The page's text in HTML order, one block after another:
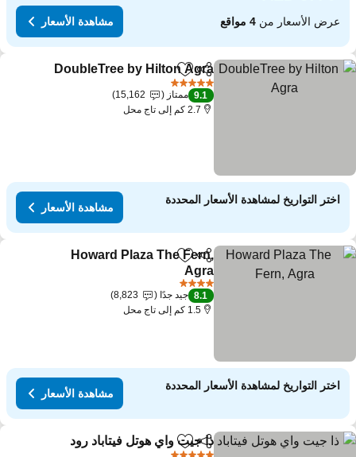
عرض الأسعار من4 مواقع مشاهدة الأسعار
مشاركةAdd to favorites
DoubleTree by Hilton Agra
9.1 ممتاز
15,162
2.7 كم إلى تاج محل
اختر التواريخ لمشاهدة الأسعار المحددة
مشاهدة الأسعار
مشاركةAdd to favorites
Howard Plaza The Fern,
Agra
8.1 جيد جدًا
8,823
1.5 كم إلى تاج محل
اختر التواريخ لمشاهدة الأسعار المحددة
مشاهدة الأسعار
مشاركةAdd to favorites
ذا جيت واي هوتل فيتاباد رود